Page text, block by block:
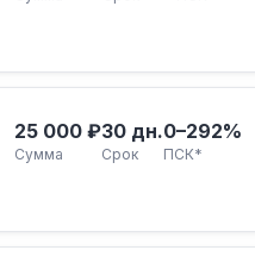
25 000 ₽
Сумма
30 дн.
Срок
0–292%
ПСК*